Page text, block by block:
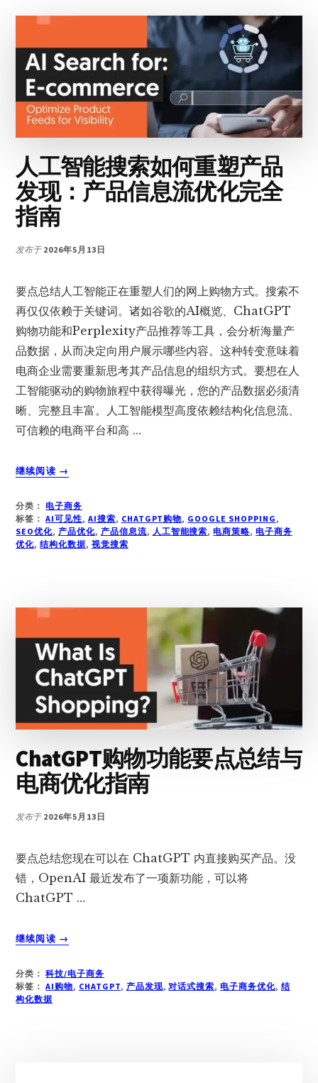
指
南：
让
AI
爬
虫
引
用
你
的
本
地
业
站
人工智能搜索如何重塑产品
发现：产品信息流优化完全
指南
发布于 2026年5月13日
要点总结人工智能正在重塑人们的网上购物方式。搜索不
再仅仅依赖于关键词。诸如谷歌的AI概览、ChatGPT
购物功能和Perplexity产品推荐等工具，会分析海量产
品数据，从而决定向用户展示哪些内容。这种转变意味着
电商企业需要重新思考其产品信息的组织方式。要想在人
工智能驱动的购物旅程中获得曝光，您的产品数据必须清
晰、完整且丰富。人工智能模型高度依赖结构化信息流、
可信赖的电商平台和高 …
继续阅读
关
工
智
能
何
塑
产
发
现：
产
品
息
流
优
化
指
→
分类：电子商务
标签：AI可见性, AI搜索, CHATGPT购物, GOOGLE SHOPPING ,
SEO优化, 产品优化, 产品信息流, 人工智能搜索,电商策略,电子商务
优化,结构化数据, 视觉搜索
ChatGPT购物功能要点总结与
电商优化指南
发布于 2026年5月13日
要点总结您现在可以在 ChatGPT 内直接购买产品。没
错，OpenAI 最近发布了一项新功能，可以将
ChatGPT …
继续阅读
关
购
→
分类：科技/电子商务
标签：AI购物, CHATGPT, 产品发现, 对话式搜索,电子商务优化, 结
构化数据